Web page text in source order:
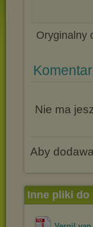
Oryginalny
Nie ma
Aby
Inne pliki do